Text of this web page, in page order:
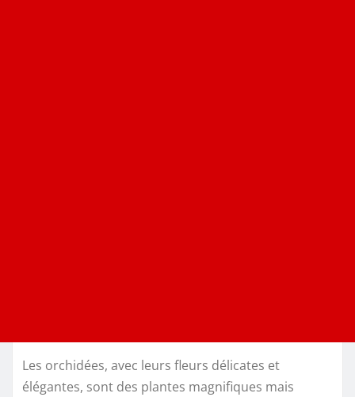
Les orchidées, avec leurs fleurs délicates et
élégantes, sont des plantes magnifiques mais